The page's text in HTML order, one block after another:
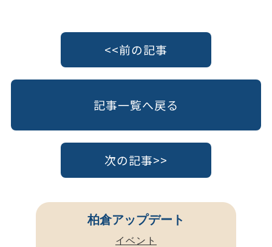
<<前の記事
次の記事>>
記事一覧へ戻る
柏倉アップデート
イベント